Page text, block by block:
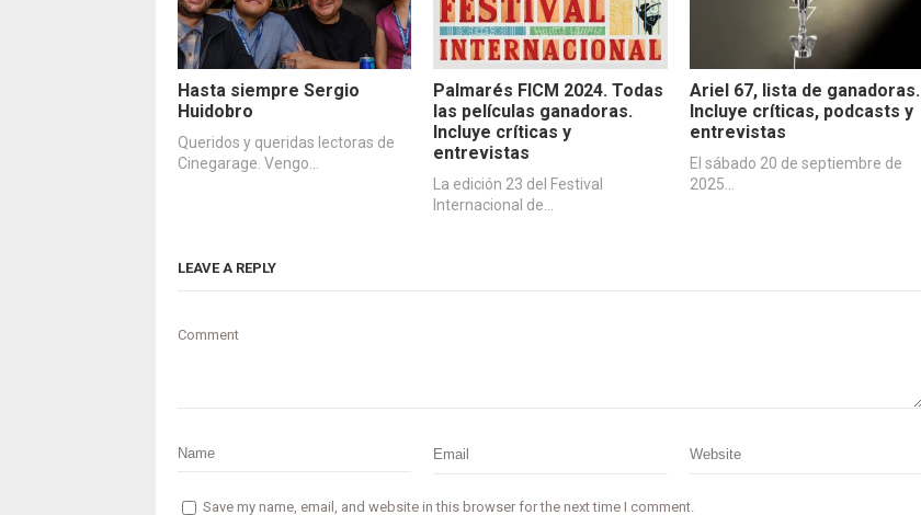
Hasta siempre Sergio
Huidobro
Queridos y queridas lectoras de
Cinegarage. Vengo…
Palmarés FICM 2024. Todas
las películas ganadoras.
Incluye críticas y
entrevistas
La edición 23 del Festival
Internacional de…
Ariel 67, lista de ganadoras.
Incluye críticas, podcasts y
entrevistas
El sábado 20 de septiembre de
2025…
LEAVE A REPLY
Comment
Save my name, email, and website in this browser for the next time I comment.